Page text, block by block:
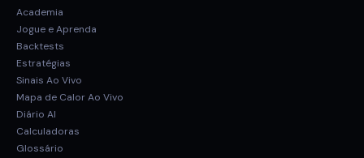
Academia
Jogue e Aprenda
Backtests
Estratégias
Sinais Ao Vivo
Mapa de Calor Ao Vivo
Diário AI
Calculadoras
Glossário